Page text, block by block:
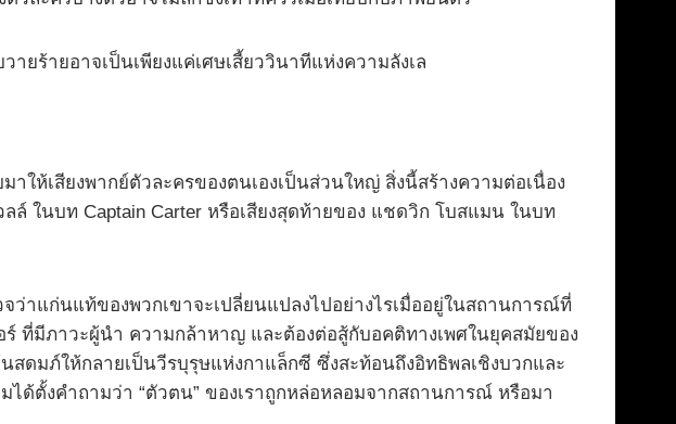
ยร้ายอาจเป็นเพียงแค่เศษเสี้ยววินาทีแห่งความลังเล
ให้เสียงพากย์ตัวละครของตนเองเป็นส่วนใหญ่ สิ่งนี้สร้างความต่อเนื่อง
ในบท Captain Carter หรือเสียงสุดท้ายของ แชดวิก โบสแมน ในบท
าแก่นแท้ของพวกเขาจะเปลี่ยนแปลงไปอย่างไรเมื่ออยู่ในสถานการณ์ที่
ร์ ที่มีภาวะผู้นำ ความกล้าหาญ และต้องต่อสู้กับอคติทางเพศในยุคสมัยของ
สดมภ์ให้กลายเป็นวีรบุรุษแห่งกาแล็กซี ซึ่งสะท้อนถึงอิทธิพลเชิงบวกและ
ด้ตั้งคำถามว่า “ตัวตน” ของเราถูกหล่อหลอมจากสถานการณ์ หรือมา